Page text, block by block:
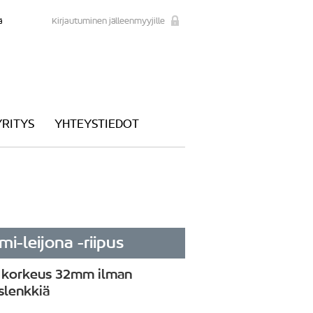
Kirjautuminen jälleenmyyjille
YHTEYSTIEDOT
leijona -riipus
korkeus 32mm ilman